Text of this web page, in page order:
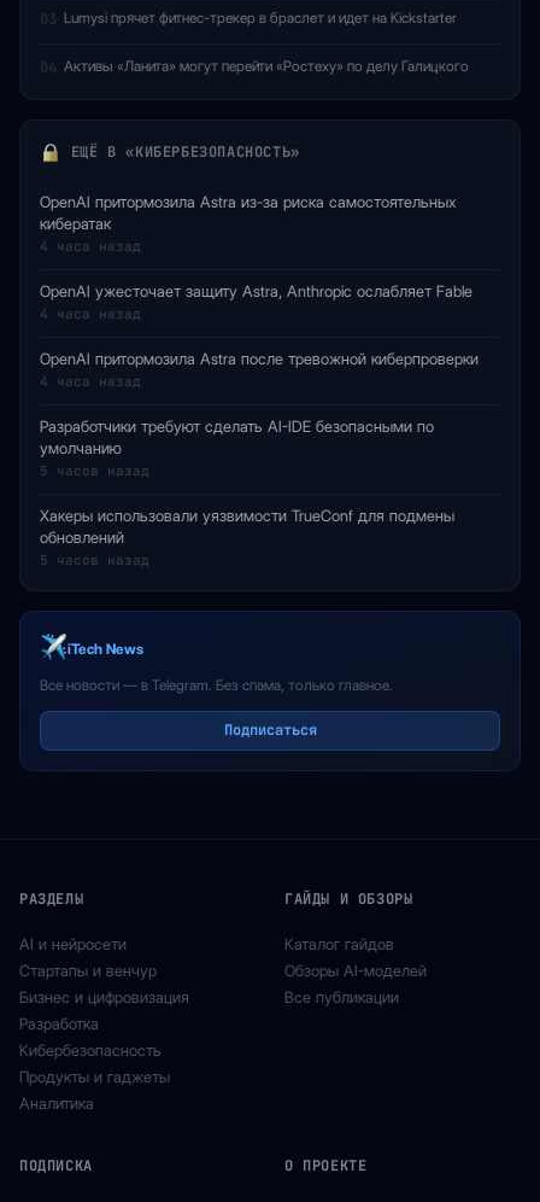
03 Lumysi прячет фитнес-трекер в браслет и идет на Kickstarter
04 Активы «Ланита» могут перейти «Ростеху» по делу Галицкого
ЕЩЁ В «КИБЕРБЕЗОПАСНОСТЬ»
OpenAI притормозила Astra из-за риска самостоятельных
кибератак
4 часа назад
OpenAI ужесточает защиту Astra, Anthropic ослабляет Fable
4 часа назад
OpenAI притормозила Astra после тревожной киберпроверки
4 часа назад
Разработчики требуют сделать AI-IDE безопасными по
умолчанию
5 часов назад
Хакеры использовали уязвимости TrueConf для подмены
обновлений
5 часов назад
iTech News
Все новости — в Telegram. Без спама, только главное.
Подписаться
РАЗДЕЛЫ
AI и нейросети
Стартапы и венчур
Бизнес и цифровизация
Разработка
Кибербезопасность
Продукты и гаджеты
Аналитика
ГАЙДЫ И ОБЗОРЫ
Каталог гайдов
Обзоры AI-моделей
Все публикации
ПОДПИСКА О ПРОЕКТЕ